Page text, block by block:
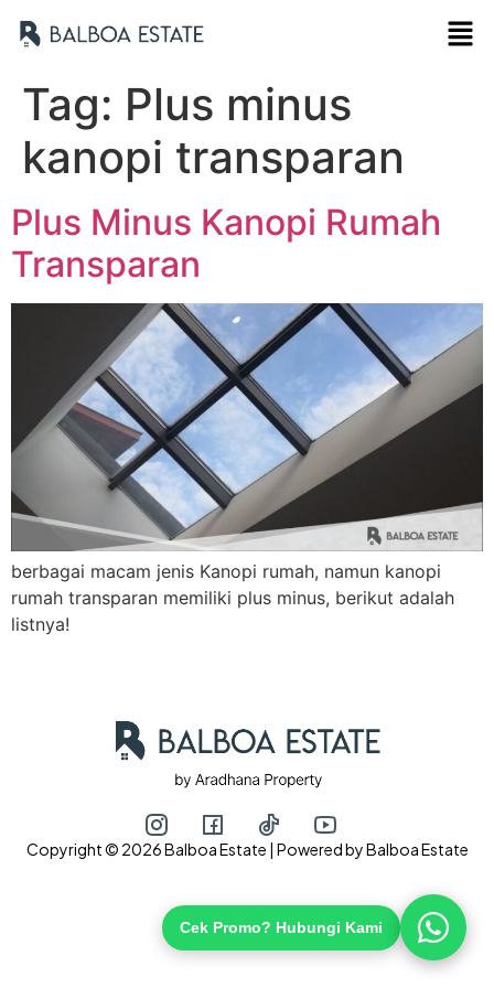
Tag: Plus minus
kanopi transparan
Plus Minus Kanopi Rumah
Transparan
berbagai macam jenis Kanopi rumah, namun kanopi
rumah transparan memiliki plus minus, berikut adalah
listnya!
Copyright © 2026 Balboa Estate | Powered by Balboa Estate
Cek Promo? Hubungi Kami
Nama Lengkap
Hubungi via WhatsApp